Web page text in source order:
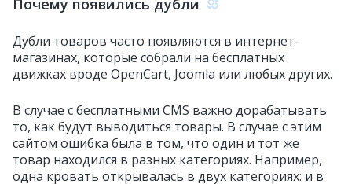
Почему появились дубли
Дубли товаров часто появляются в интернет-
магазинах, которые собрали на бесплатных
движках вроде OpenCart, Joomla или любых других.
В случае с бесплатными CMS важно дорабатывать
то, как будут выводиться товары. В случае с этим
сайтом ошибка была в том, что один и тот же
товар находился в разных категориях. Например,
одна кровать открывалась в двух категориях: и в